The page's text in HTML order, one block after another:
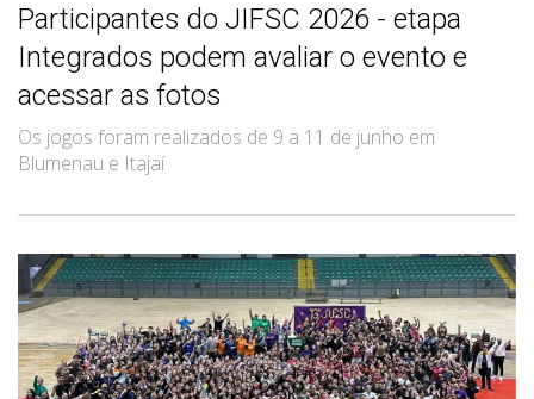
Participantes do JIFSC 2026 - etapa
Integrados podem avaliar o evento e
acessar as fotos
Os jogos foram realizados de 9 a 11 de junho em
Blumenau e Itajaí